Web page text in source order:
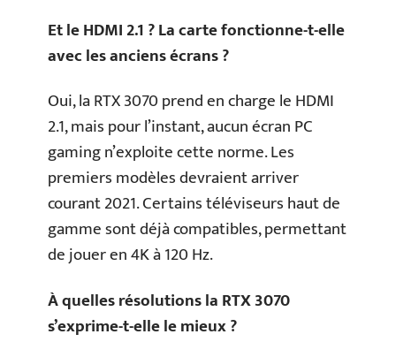
Et le HDMI 2.1 ? La carte fonctionne-t-elle
avec les anciens écrans ?
Oui, la RTX 3070 prend en charge le HDMI
2.1, mais pour l’instant, aucun écran PC
gaming n’exploite cette norme. Les
premiers modèles devraient arriver
courant 2021. Certains téléviseurs haut de
gamme sont déjà compatibles, permettant
de jouer en 4K à 120 Hz.
À quelles résolutions la RTX 3070
s’exprime-t-elle le mieux ?